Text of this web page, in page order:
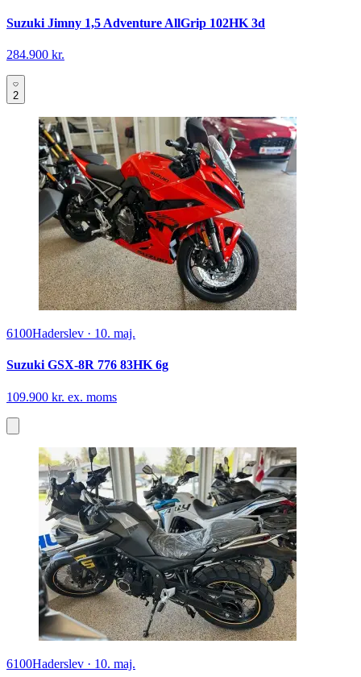
Suzuki Jimny 1,5 Adventure AllGrip 102HK 3d
284.900 kr.
2
6100Haderslev · 10. maj.
Suzuki GSX-8R 776 83HK 6g
109.900 kr. ex. moms
6100Haderslev · 10. maj.